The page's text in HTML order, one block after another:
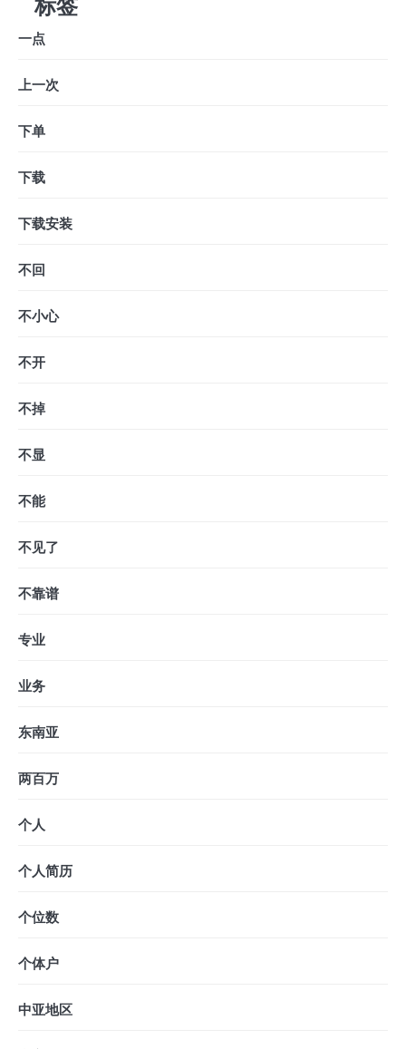
标签
一点
上一次
下单
下载
下载安装
不回
不小心
不开
不掉
不显
不能
不见了
不靠谱
专业
业务
东南亚
两百万
个人
个人简历
个位数
个体户
中亚地区